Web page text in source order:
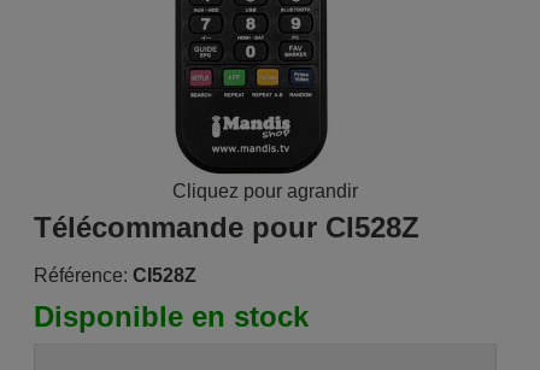
Cliquez pour agrandir
Télécommande pour CI528Z
Référence: CI528Z
Disponible en stock